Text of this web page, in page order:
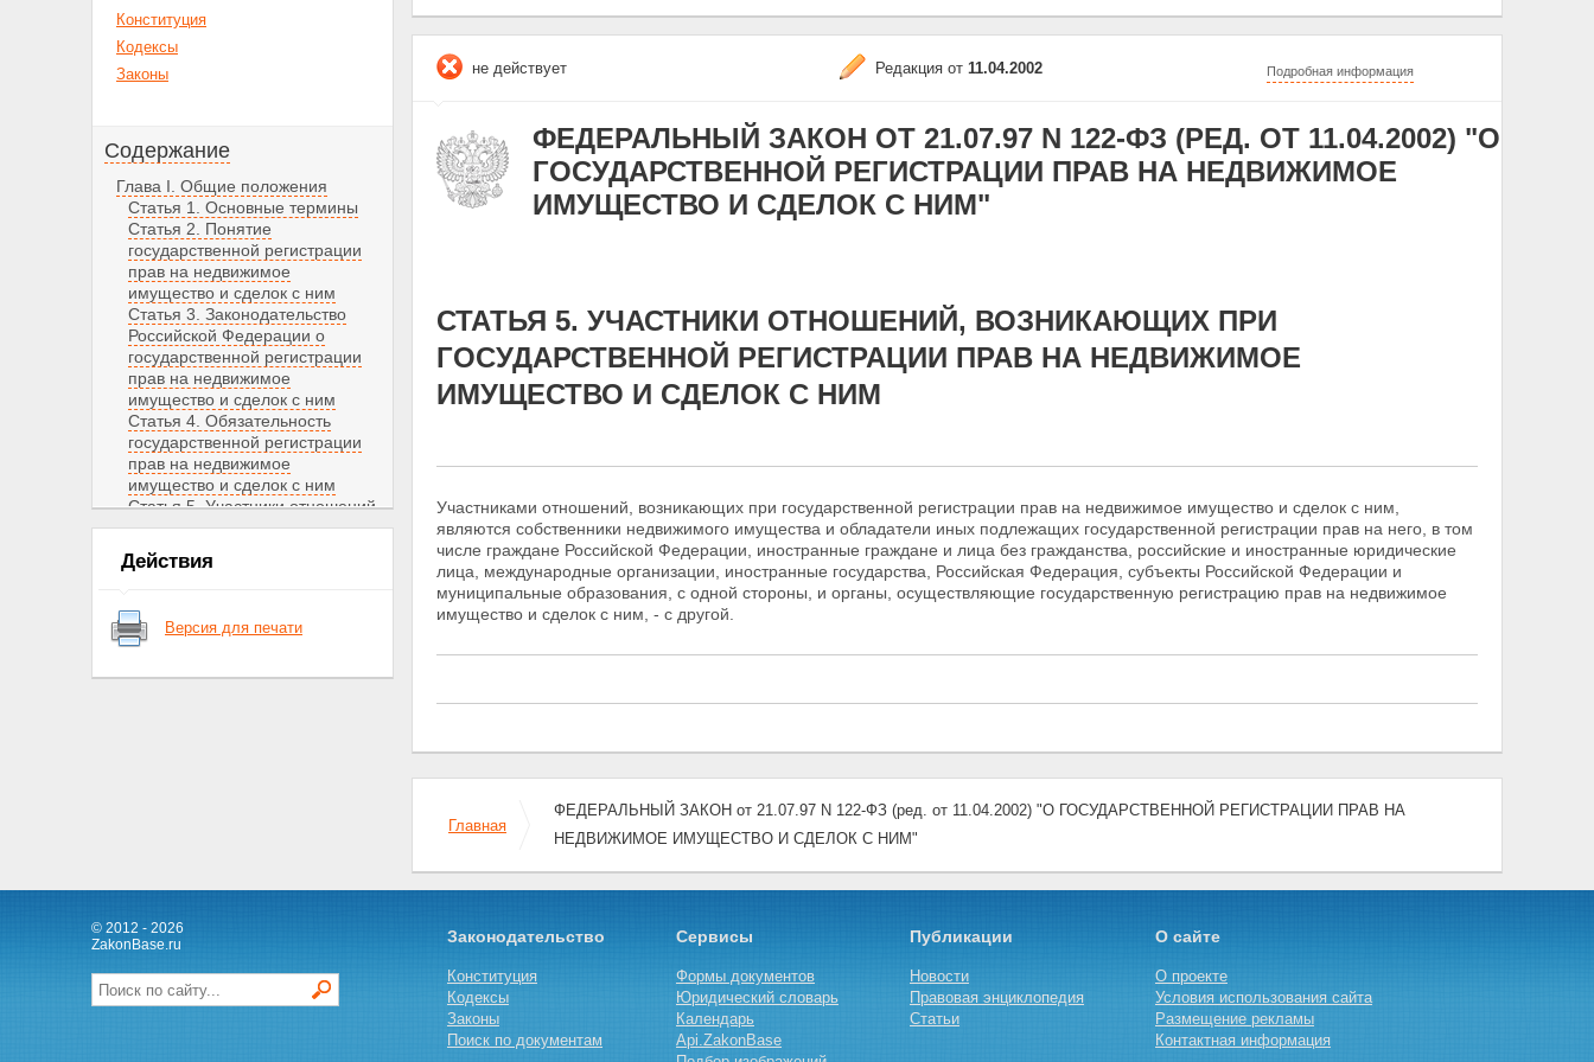
Конституция
Кодексы
Законы
Содержание
Глава I. Общие положения
Статья 1. Основные термины
Статья 2. Понятие
государственной регистрации
прав на недвижимое
имущество и сделок с ним
Статья 3. Законодательство
Российской Федерации о
государственной регистрации
прав на недвижимое
имущество и сделок с ним
Статья 4. Обязательность
государственной регистрации
прав на недвижимое
имущество и сделок с ним
Статья 5. Участники отношений,
возникающих при
государственной регистрации
прав на недвижимое
Статья 6. Признание ранее
возникших прав
о государственной регистрации
НЕДВИЖИМОЕ ИМУЩЕСТВО И
Статья 9. Органы,
осуществляющие
государственную регистрацию
прав на недвижимое
Действия
Версия для печати
не действует Редакция от 11.04.2002 Подробная информация
ФЕДЕРАЛЬНЫЙ ЗАКОН ОТ 21.07.97 N 122-ФЗ (РЕД. ОТ 11.04.2002) "О
ГОСУДАРСТВЕННОЙ РЕГИСТРАЦИИ ПРАВ НА НЕДВИЖИМОЕ
ИМУЩЕСТВО И СДЕЛОК С НИМ"
СТАТЬЯ 5. УЧАСТНИКИ ОТНОШЕНИЙ, ВОЗНИКАЮЩИХ ПРИ
ГОСУДАРСТВЕННОЙ РЕГИСТРАЦИИ ПРАВ НА НЕДВИЖИМОЕ
ИМУЩЕСТВО И СДЕЛОК С НИМ
Участниками отношений, возникающих при государственной регистрации прав на недвижимое имущество и сделок с ним,
являются собственники недвижимого имущества и обладатели иных подлежащих государственной регистрации прав на него, в том
числе граждане Российской Федерации, иностранные граждане и лица без гражданства, российские и иностранные юридические
лица, международные организации, иностранные государства, Российская Федерация, субъекты Российской Федерации и
муниципальные образования, с одной стороны, и органы, осуществляющие государственную регистрацию прав на недвижимое
имущество и сделок с ним, - с другой.
Главная
ФЕДЕРАЛЬНЫЙ ЗАКОН от 21.07.97 N 122-ФЗ (ред. от 11.04.2002) "О ГОСУДАРСТВЕННОЙ РЕГИСТРАЦИИ ПРАВ НА
НЕДВИЖИМОЕ ИМУЩЕСТВО И СДЕЛОК С НИМ"
© 2012 - 2026
ZakonBase.ru
Законодательство
Конституция
Кодексы
Законы
Поиск по документам
Сервисы
Формы документов
Юридический словарь
Календарь
Api.ZakonBase
Публикации
Новости
Правовая энциклопедия
Статьи
О сайте
О проекте
Условия использования сайта
Размещение рекламы
Контактная информация